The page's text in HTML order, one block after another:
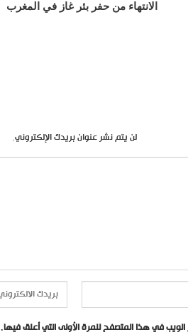
الانتهاء من حفر بئر غاز في المغرب
لن يتم نشر عنوان بريدك الإلكتروني.
في هذا المتصفح للمرة الأولى التي أعلق فيها.